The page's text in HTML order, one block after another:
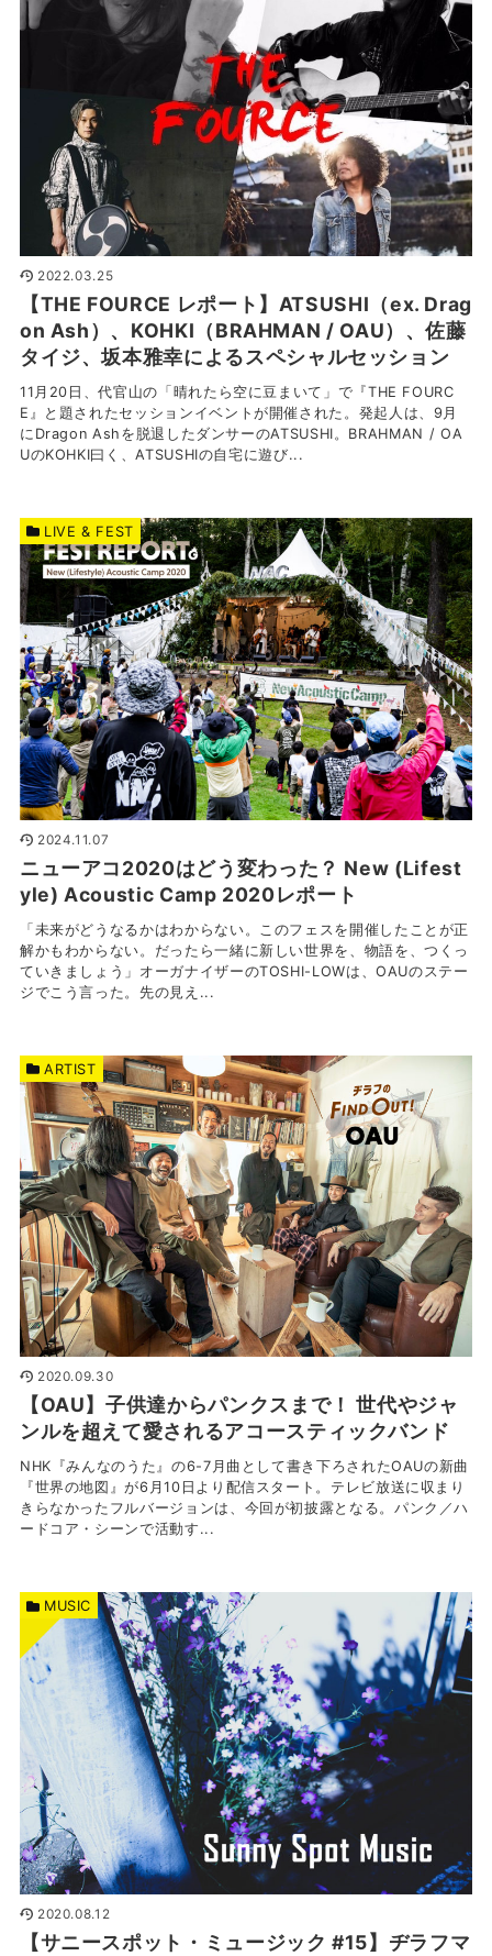
2022.03.25
【THE FOURCE レポート】ATSUSHI（ex. Drag
on Ash）、KOHKI（BRAHMAN / OAU）、佐藤
タイジ、坂本雅幸によるスペシャルセッション
11月20日、代官山の「晴れたら空に豆まいて」で『THE FOURC
E』と題されたセッションイベントが開催された。発起人は、9月
にDragon Ashを脱退したダンサーのATSUSHI。BRAHMAN / OA
UのKOHKI曰く、ATSUSHIの自宅に遊び...
2024.11.07
ニューアコ2020はどう変わった？ New (Lifest
yle) Acoustic Camp 2020レポート
「未来がどうなるかはわからない。このフェスを開催したことが正
解かもわからない。だったら一緒に新しい世界を、物語を、つくっ
ていきましょう」オーガナイザーのTOSHI-LOWは、OAUのステー
ジでこう言った。先の見え...
LIVE & FEST
2020.09.30
【OAU】子供達からパンクスまで！ 世代やジャ
ンルを超えて愛されるアコースティックバンド
NHK『みんなのうた』の6-7月曲として書き下ろされたOAUの新曲
『世界の地図』が6月10日より配信スタート。テレビ放送に収まり
きらなかったフルバージョンは、今回が初披露となる。パンク／ハ
ードコア・シーンで活動す...
ARTIST
2020.08.12
【サニースポット・ミュージック #15】ヂラフマ
MUSIC